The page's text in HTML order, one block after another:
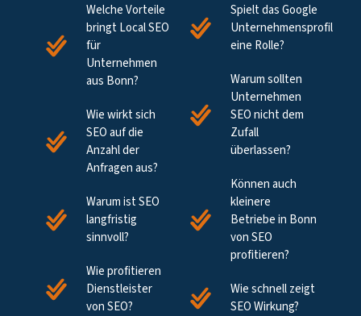
Welche Vorteile
bringt Local SEO
für
Unternehmen
aus Bonn?
Wie wirkt sich
SEO auf die
Anzahl der
Anfragen aus?
Warum ist SEO
langfristig
sinnvoll?
Wie profitieren
Dienstleister
von SEO?
Spielt das Google
Unternehmensprofil
eine Rolle?
Warum sollten
Unternehmen
SEO nicht dem
Zufall
überlassen?
Können auch
kleinere
Betriebe in Bonn
von SEO
profitieren?
Wie schnell zeigt
SEO Wirkung?